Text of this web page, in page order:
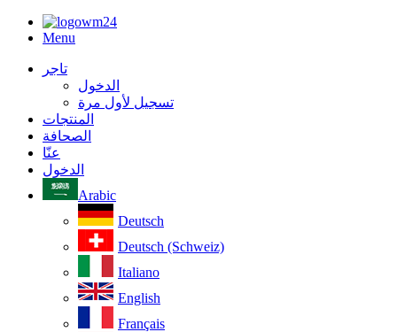
Menu
تاجر
الدخول
تسجيل لأول مرة
المنتجات
الصحافة
عنّا
الدخول
Arabic
Deutsch
Deutsch (Schweiz)
Italiano
English
Français